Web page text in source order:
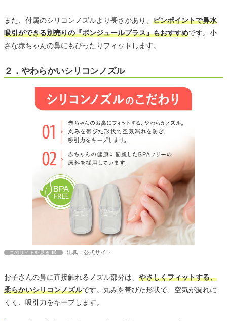
また、付属のシリコンノズルより長さがあり、 ピンポイントで鼻水
吸引ができる別売りの『ボンジュールプラス』もおすすめです。小
さな赤ちゃんの鼻にもぴったりフィットします。
２．やわらかいシリコンノズル
このサイトを見る 出典：公式サイト
お子さんの鼻に直接触れるノズル部分は、 やさしくフィットする、
柔らかいシリコンノズルです。丸みを帯びた形状で、空気が漏れに
くく、吸引力をキープします。